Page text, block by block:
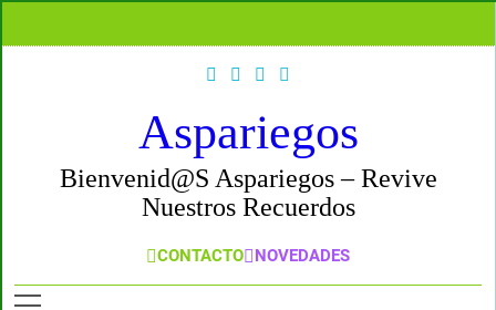
Aspariegos
Bienvenid@s Aspariegos – Revive
Nuestros Recuerdos
CONTACTO NOVEDADES